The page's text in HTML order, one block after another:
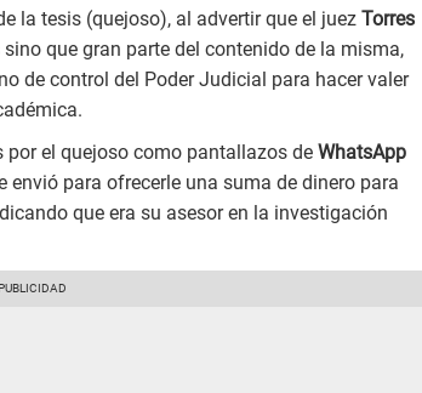
la tesis (quejoso), al advertir que el juez Torres
que gran parte del contenido de la misma,
de control del Poder Judicial para hacer valer
el quejoso como pantallazos de WhatsApp
para ofrecerle una suma de dinero para
que era su asesor en la investigación